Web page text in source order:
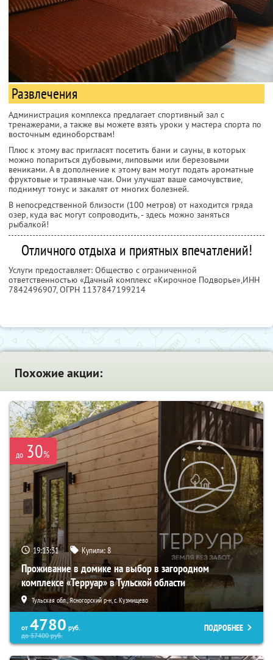
Развлечения
Администрация комплекса предлагает спортивный зал с
тренажерами, а также вы можете взять уроки у мастера спорта по
восточным единоборствам!
Плюс к этому вас пригласят посетить бани и сауны, в которых
можно попариться дубовыми, липовыми или березовыми
вениками. А в дополнение к этому вам могут подать ароматные
фруктовые и травяные чаи. Они улучшат ваше самочувствие,
поднимут тонус и закалят от многих болезней.
В непосредственной близости (100 метров) от находится гряда
озер, куда вас могут сопроводить, - здесь можно заняться
рыбалкой!
Отличного отдыха и приятных впечатлений!
Услуги предоставляет: Общество с ограниченной
ответственностью «Дачный комплекс «Кирочное Подворье»,ИНН
7842496907, ОГРН 1137847199214
Похожие акции:
до 30%
19:13:29 Купили:8
Проживание в домике на выбор в загородном
комплексе «Терруар» в Тульской области
Тульская обл., Ясногорский р-н, с. Кузмищево
от 4780 руб.
до57400руб.
ПОДРОБНЕЕ